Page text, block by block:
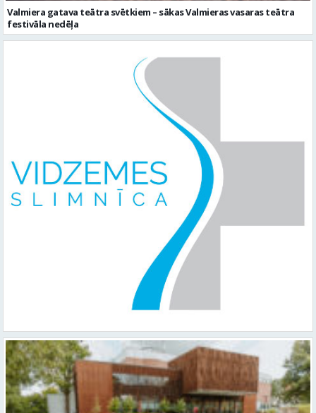
Valmiera gatava teātra svētkiem – sākas Valmieras vasaras teātra
festivāla nedēļa